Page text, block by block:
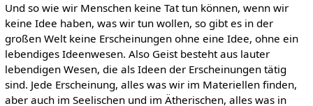
Und so wie wir Menschen keine Tat tun können, wenn wir
keine Idee haben, was wir tun wollen, so gibt es in der
großen Welt keine Erscheinungen ohne eine Idee, ohne ein
lebendiges Ideenwesen. Also Geist besteht aus lauter
lebendigen Wesen, die als Ideen der Erscheinungen tätig
sind. Jede Erscheinung, alles was wir im Materiellen finden,
aber auch im Seelischen und im Ätherischen, alles was in